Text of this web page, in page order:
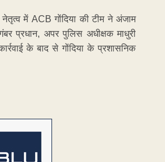
नेतृत्व में ACB गोंदिया की टीम ने अंजाम
प्रधान, अपर पुलिस अधीक्षक माधुरी
के बाद से गोंदिया के प्रशासनिक